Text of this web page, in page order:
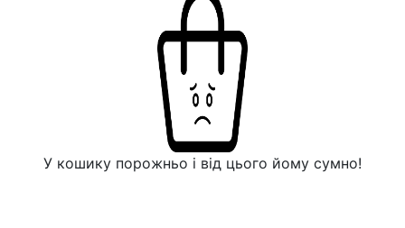
У кошику порожньо і від цього йому сумно!